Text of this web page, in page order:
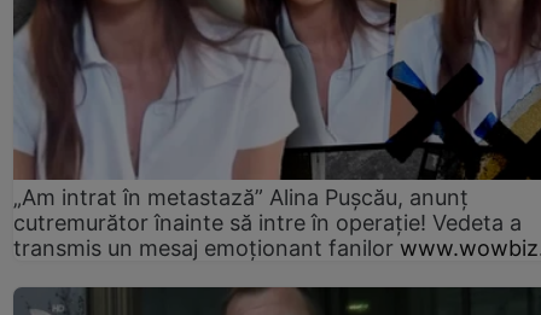
„Am intrat în metastază” Alina Pușcău, anunț
cutremurător înainte să intre în operație! Vedeta a
transmis un mesaj emoționant fanilor